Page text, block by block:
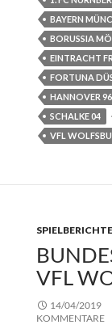
BAYERN
BORUSSIA
EINTRACHT
FORTUNA
HANNOVER 96
SCHALKE 04
VFL
SPIELBERICHTE
VFL
14/04/2019
KOMMENTARE